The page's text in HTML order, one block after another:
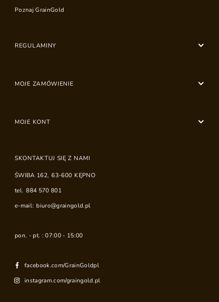
Poznaj GrainGold
REGULAMINY
MOJE ZAMÓWIENIE
MOJE KONT
SKONTAKTUJ SIĘ Z NAMI
ŚWIBA 162, 63-600 KĘPNO
tel. 884 570 801
e-mail: biuro@graingold.pl
pon. - pt. : 07:00 - 15:00
facebook.com/GrainGoldpl
instagram.com/graingold.pl